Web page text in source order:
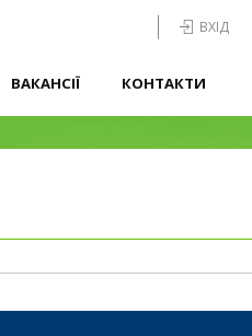
ВХІД
ВАКАНСІЇ КОНТАКТИ